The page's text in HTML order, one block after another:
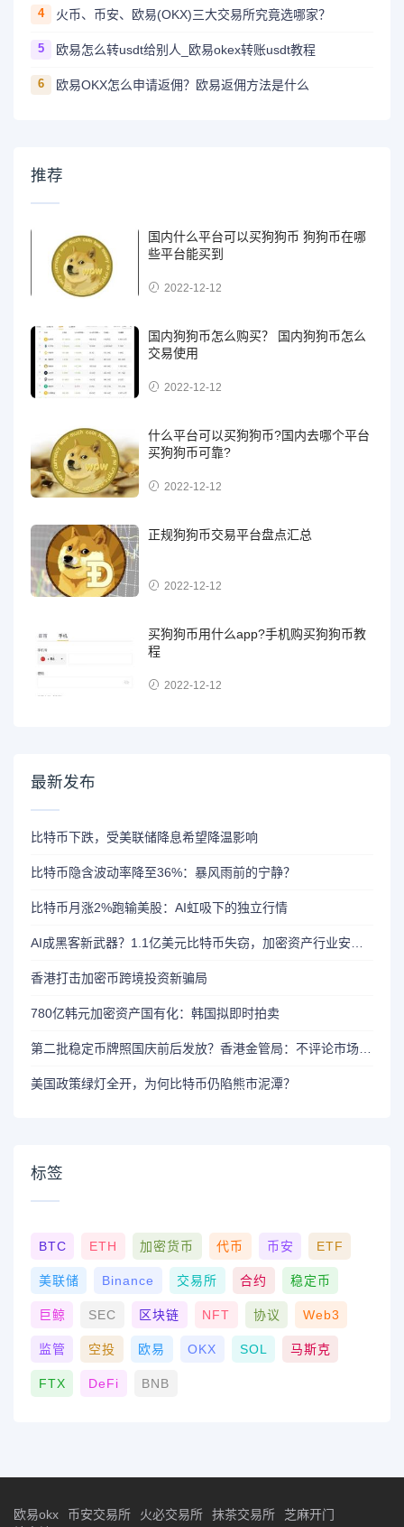
4 火币、币安、欧易(OKX)三大交易所究竟选哪家？
5 欧易怎么转usdt给别人_欧易okex转账usdt教程
6 欧易OKX怎么申请返佣？欧易返佣方法是什么
推荐
国内什么平台可以买狗狗币 狗狗币在哪
些平台能买到
2022-12-12
国内狗狗币怎么购买？ 国内狗狗币怎么
交易使用
2022-12-12
什么平台可以买狗狗币?国内去哪个平台
买狗狗币可靠?
2022-12-12
正规狗狗币交易平台盘点汇总
2022-12-12
买狗狗币用什么app?手机购买狗狗币教
程
2022-12-12
最新发布
比特币下跌，受美联储降息希望降温影响
比特币隐含波动率降至36%：暴风雨前的宁静？
比特币月涨2%跑输美股：AI虹吸下的独立行情
香港打击加密币跨境投资新骗局
780亿韩元加密资产国有化：韩国拟即时拍卖
美国政策绿灯全开，为何比特币仍陷熊市泥潭？
标签
BTC ETH 加密货币 代币 币安 ETF
美联储 Binance 交易所 合约 稳定币
巨鲸 SEC 区块链 NFT 协议 Web3
监管 空投 欧易 OKX SOL 马斯克
FTX DeFi BNB
欧易okx 币安交易所 火必交易所 抹茶交易所
芝麻开门